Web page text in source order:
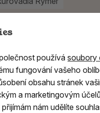
používásoubory
fungování vašeho
obsahu stránek
a marketingovým
nám udělíte